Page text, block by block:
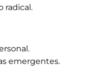
radical.
emergentes.